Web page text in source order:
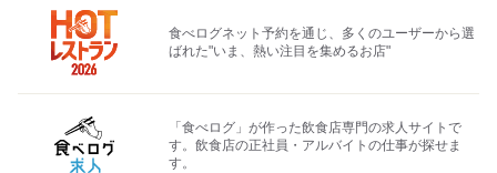
食べログネット予約を通じ、多くのユーザーから選
ばれた"いま、熱い注目を集めるお店"
「食べログ」が作った飲食店専門の求人サイトで
す。飲食店の正社員・アルバイトの仕事が探せま
す。